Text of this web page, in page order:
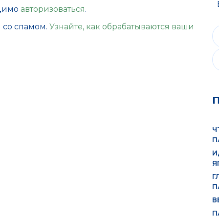
авторизоваться.
со спамом. Узнайте, как обрабатываются ваши